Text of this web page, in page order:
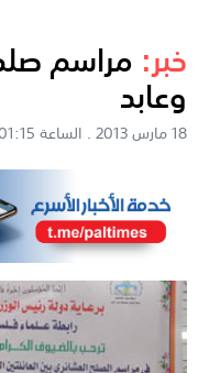
خبر: مراسم
وعابد
18 مارس 2013 . الساعة 01:15 م بتوقيت القدس